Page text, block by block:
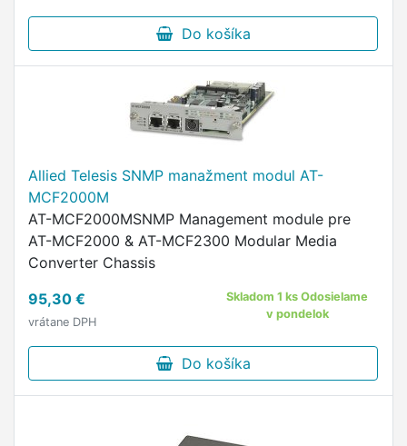
Do košíka
Allied Telesis SNMP manažment modul AT-
MCF2000M
AT-MCF2000MSNMP Management module pre
AT-MCF2000 & AT-MCF2300 Modular Media
Converter Chassis
95,30 €
vrátane DPH
Skladom 1 ks Odosielame
v pondelok
Do košíka